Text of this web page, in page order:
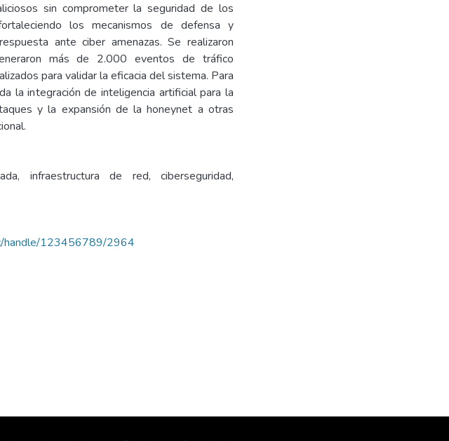
sin comprometer la seguridad de los
los mecanismos de defensa y
ante ciber amenazas. Se realizaron
más de 2.000 eventos de tráfico
para validar la eficacia del sistema. Para
la integración de inteligencia artificial para la
y la expansión de la honeynet a otras
infraestructura de red, ciberseguridad,
handle/123456789/2964